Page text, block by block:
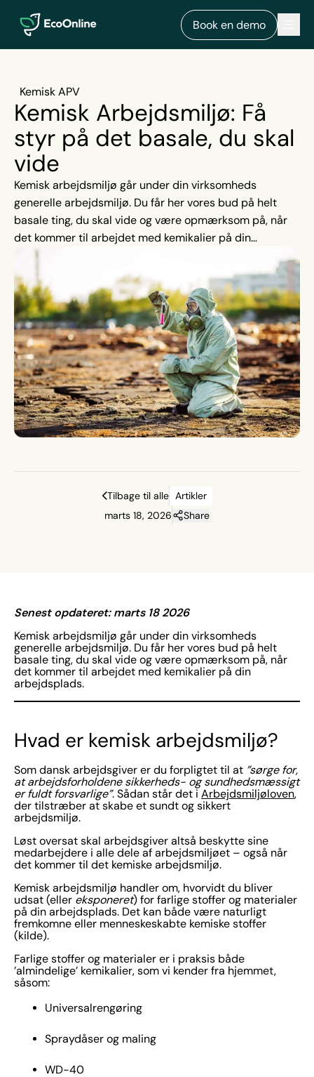
EcoOnline
Book en demo
Kemisk APV
Kemisk Arbejdsmiljø: Få
styr på det basale, du skal
vide
Kemisk arbejdsmiljø går under din virksomheds
generelle arbejdsmiljø. Du får her vores bud på helt
basale ting, du skal vide og være opmærksom på, når
det kommer til arbejdet med kemikalier på din
arbejdsplads.
Tilbage til alle Artikler
marts 18, 2026
Share
Senest opdateret: marts 18 2026
Kemisk arbejdsmiljø går under din virksomheds
generelle arbejdsmiljø. Du får her vores bud på helt
basale ting, du skal vide og være opmærksom på, når
det kommer til arbejdet med kemikalier på din
arbejdsplads.
Hvad er kemisk arbejdsmiljø?
Som dansk arbejdsgiver er du forpligtet til at ”sørge for,
at arbejdsforholdene sikkerheds- og sundhedsmæssigt
er fuldt forsvarlige”. Sådan står det i Arbejdsmiljøloven,
der tilstræber at skabe et sundt og sikkert
arbejdsmiljø.
Løst oversat skal arbejdsgiver altså beskytte sine
medarbejdere i alle dele af arbejdsmiljøet – også når
det kommer til det kemiske arbejdsmiljø.
Kemisk arbejdsmiljø handler om, hvorvidt du bliver
udsat (eller eksponeret) for farlige stoffer og materialer
på din arbejdsplads. Det kan både være naturligt
fremkomne eller menneskeskabte kemiske stoffer
(kilde).
Farlige stoffer og materialer er i praksis både
’almindelige’ kemikalier, som vi kender fra hjemmet,
såsom:
Universalrengøring
Spraydåser og maling
WD-40